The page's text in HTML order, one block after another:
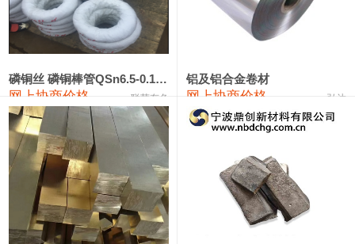
1#镁 17,000—18,000 17,500
1#电解锰 18,900—19,100 19,000
1#电解锰(99.7%袋装) 18,000—18,200 18,100
1#铬 60,000—82,000
553#硅 9,300—9,500
441#硅 9,600—9,800 9,700
3303#硅 10,300—10,500 10,400
2202#硅 14,100—14,300
磷铜丝 磷铜棒管QSn6.5-0.1 7-0.2 8-0.3
网上协商价格 联荣有色
铝及铝合金卷材
网上协商价格 弘达